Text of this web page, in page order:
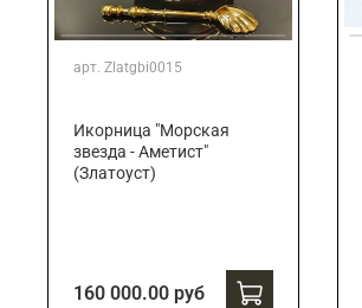
арт. Zlatgbi0015
Икорница "Морская
звезда - Аметист"
(Златоуст)
160 000.00 руб